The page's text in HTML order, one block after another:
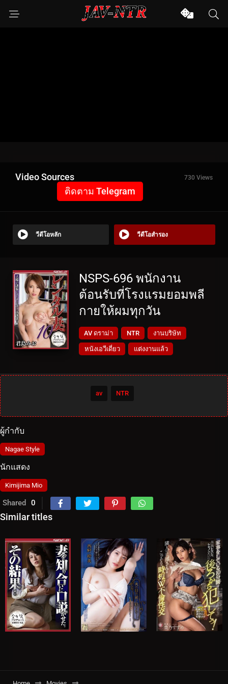
Video Sources 730 Views
ติดตาม Telegram
วีดีโอหลัก วีดีโอสำรอง
NSPS-696 พนักงาน
ต้อนรับที่โรงแรมยอมพลี
กายให้ผมทุกวัน
AV ดราม่า NTR งานบริษัท
หนังเอวีเดี่ยว แต่งงานแล้ว
av NTR
ผู้กำกับ
Nagae Style
นักแสดง
Kimijima Mio
Shared 0
Similar titles